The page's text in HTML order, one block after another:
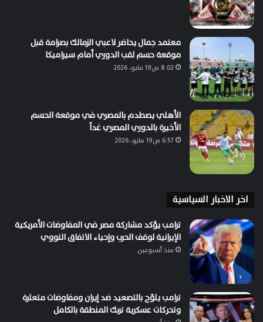
معتمد جمال يحاضر لاعبي الزمالك بصرامة قبل
موقعة حسم لقب الدوري أمام سيراميكا
8:02 ص19 مايو، 2026
الأهلي يصطدم بالمصري في موقعة الحسم
الأخيرة بالدوري المصري غداً
6:57 ص19 مايو، 2026
اخر الاخبار السياسية
ترامب يؤكد مشاركة مصر في المفاوضات الأمريكية
الإيرانية لوقف الحرب وإحياء الاتفاق النووي
منذ أسبوعين
ترامب يلوّح بالتصعيد ضد إيران ومفاوضات متعثرة
وتحركات عسكرية تربك المنطقة بالكامل